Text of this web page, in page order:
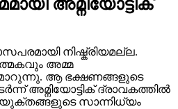
അമ്നിയോട്ടിക്
നിഷ്ക്രിയമല്ല.
അമ്മ
മാറുന്നു. ആ ഭക്ഷണങ്ങളുടെ
അമ്നിയോട്ടിക് ദ്രാവകത്തിൽ
സാന്നിധ്യം